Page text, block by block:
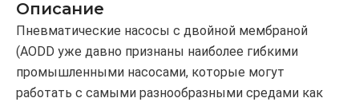
Описание
Пневматические насосы с двойной мембраной
(АОDD уже давно признаны наиболее гибкими
промышленными насосами, которые могут
работать с самыми разнообразными средами как